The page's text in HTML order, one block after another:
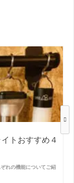
トおすすめ４
れの機能についてご紹